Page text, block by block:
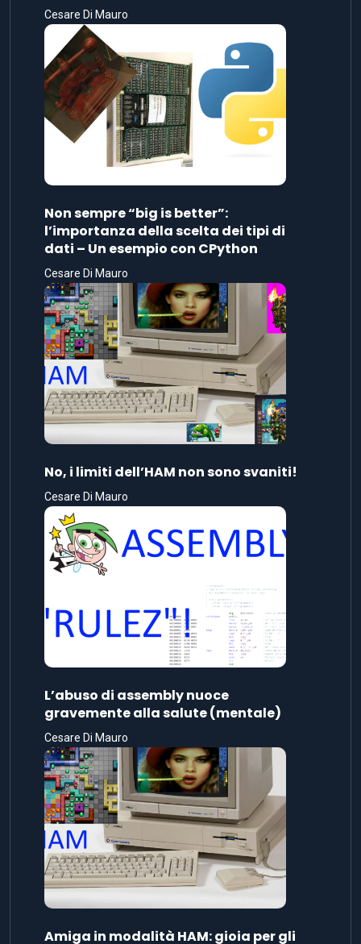
Cesare Di Mauro
Non sempre “big is better”:
l’importanza della scelta dei tipi di
dati – Un esempio con CPython
Cesare Di Mauro
No, i limiti dell’HAM non sono svaniti!
Cesare Di Mauro
L’abuso di assembly nuoce
gravemente alla salute (mentale)
Cesare Di Mauro
Amiga in modalità HAM: gioia per gli